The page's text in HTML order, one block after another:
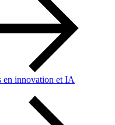
en innovation et IA